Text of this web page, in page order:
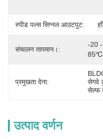
स्पीड पल्स सिग्नल आउटपुट: हाँ
संचालन तापमान।:
-20 -
85℃
प्रमुखता देना:
सेगवे
सेल्फ
उत्पाद वर्णन